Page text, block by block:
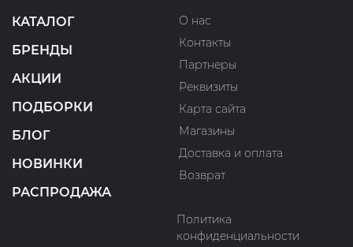
КАТАЛОГ
БРЕНДЫ
АКЦИИ
ПОДБОРКИ
БЛОГ
НОВИНКИ
РАСПРОДАЖА
О нас
Контакты
Партнеры
Реквизиты
Карта сайта
Магазины
Доставка и оплата
Возврат
Политика
конфиденциальности